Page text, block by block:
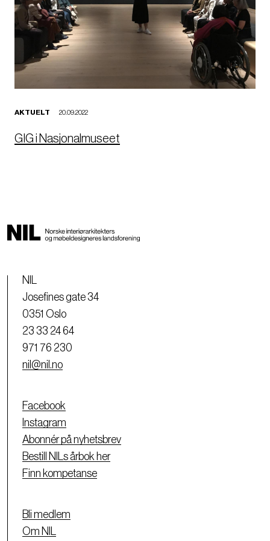
AKTUELT 20.09.2022
GIG i Nasjonalmuseet
NIL
Josefines gate 34
0351 Oslo
23 33 24 64
971 76 230
nil@nil.no
Facebook
Instagram
Abonnér på nyhetsbrev
Bestill NILs årbok her
Finn kompetanse
Bli medlem
Om NIL